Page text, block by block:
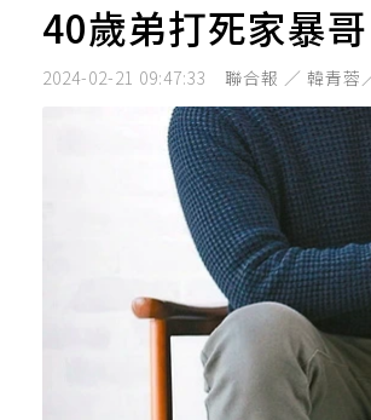
40歲弟打死家暴
2024-02-21 09:47:33 聯合報 ／ 韓青蓉